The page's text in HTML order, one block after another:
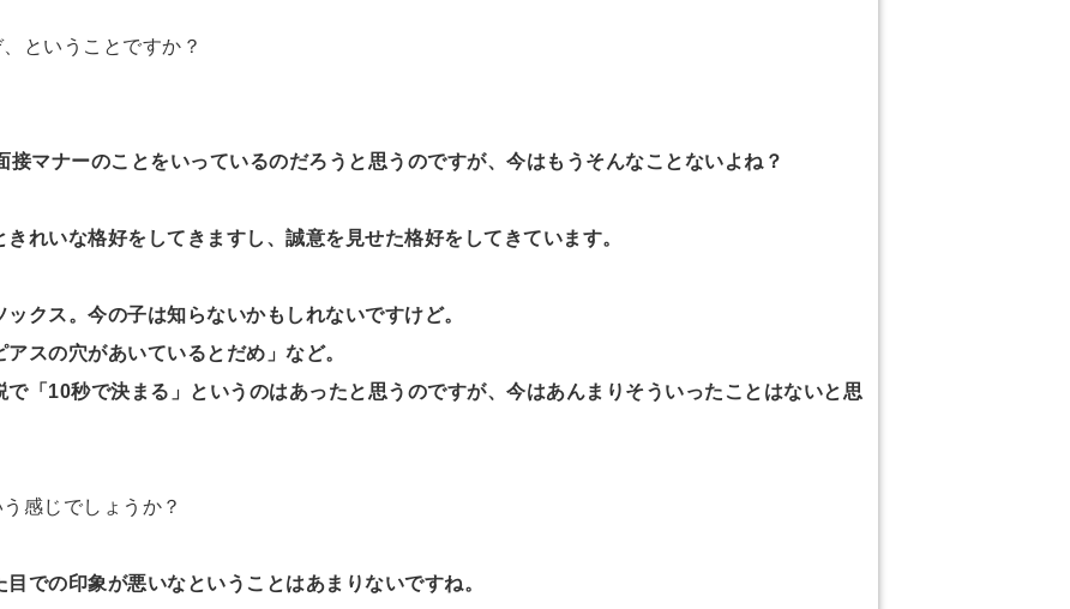
ということですか？
マナーのことをいっているのだろうと思うのですが、今はもうそんなことないよね？
れいな格好をしてきますし、誠意を見せた格好をしてきています。
クス。今の子は知らないかもしれないですけど。
スの穴があいているとだめ」など。
「10秒で決まる」というのはあったと思うのですが、今はあんまりそういったことはないと思
感じでしょうか？
での印象が悪いなということはあまりないですね。